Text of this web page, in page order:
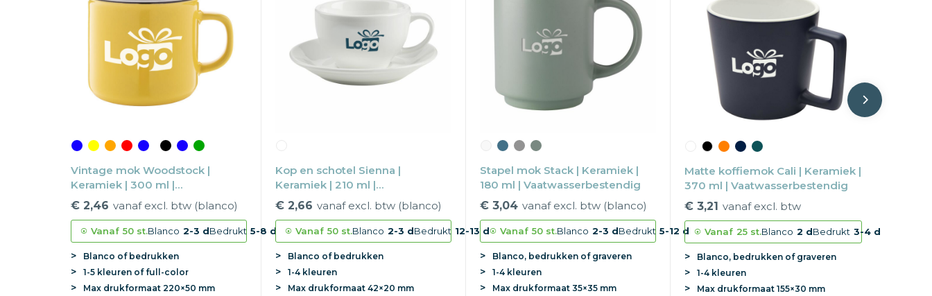
Vintage mok Woodstock |
Keramiek | 300 ml |
Vaatwasserbestendig
€ 2,46 vanaf excl. btw (blanco)
Vanaf 50 st.Blanco 2-3 dBedrukt 5-8 d
Blanco of bedrukken
1-5 kleuren of full-color
Max drukformaat 220×50 mm
Kop en schotel Sienna |
Keramiek | 210 ml |
Vaatwasserbestendig
€ 2,66 vanaf excl. btw (blanco)
Vanaf 50 st.Blanco 2-3 dBedrukt 12-13 d
Blanco of bedrukken
1-4 kleuren
Max drukformaat 42×20 mm
Stapel mok Stack | Keramiek |
180 ml | Vaatwasserbestendig
€ 3,04 vanaf excl. btw (blanco)
Vanaf 50 st.Blanco 2-3 dBedrukt 5-12 d
Blanco, bedrukken of graveren
1-4 kleuren
Max drukformaat 35×35 mm
Matte koffiemok Cali | Keramiek |
370 ml | Vaatwasserbestendig
€ 3,21 vanaf excl. btw
Vanaf 25 st.Blanco 2 dBedrukt 3-4 d
Blanco, bedrukken of graveren
1-4 kleuren
Max drukformaat155×30 mm